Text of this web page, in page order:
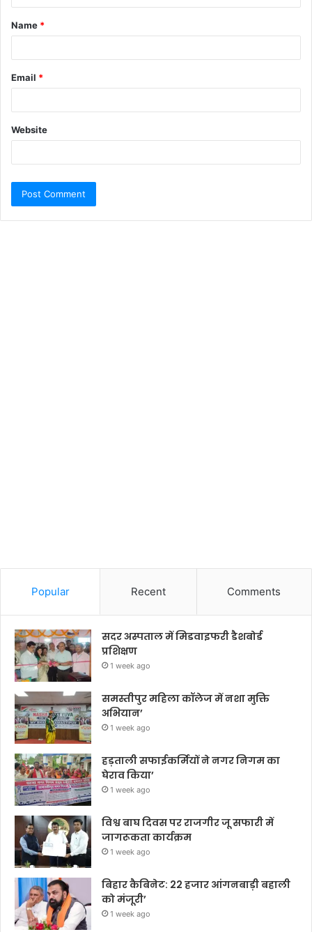
Name *
Email *
Website
Popular Recent Comments
सदर अस्पताल में मिडवाइफरी डैशबोर्ड
प्रशिक्षण
1 week ago
समस्तीपुर महिला कॉलेज में नशा मुक्ति
अभियान’
1 week ago
हड़ताली सफाईकर्मियों ने नगर निगम का
घेराव किया’
1 week ago
विश्व बाघ दिवस पर राजगीर जू सफारी में
जागरूकता कार्यक्रम
1 week ago
बिहार कैबिनेट: 22 हजार आंगनबाड़ी बहाली
को मंजूरी’
1 week ago